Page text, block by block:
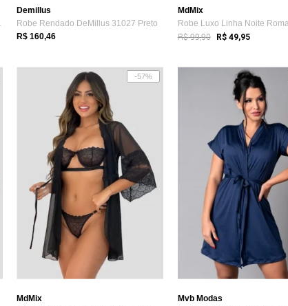
...
Demillus
Robe Rendado DeMillus 31027 Preto
R$ 160,46
MdMix
R$ 99,90 R$ 49,95
-57%
MdMix
Mvb Modas